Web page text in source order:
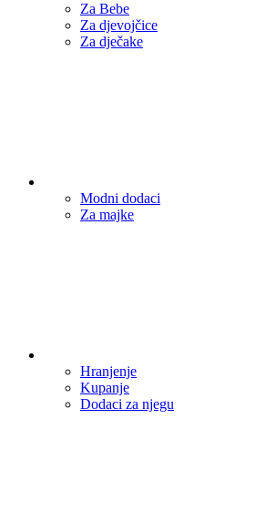
Za Bebe
Za djevojčice
Za dječake
Modni dodaci
Za majke
Hranjenje
Kupanje
Dodaci za njegu